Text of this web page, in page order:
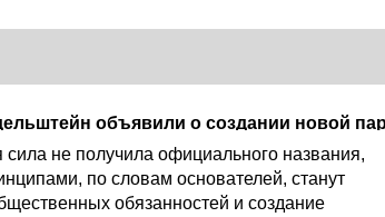
сила не получила официального названия,
по словам основателей, станут
обязанностей и создание